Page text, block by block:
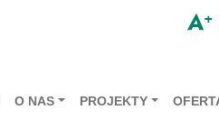
O NAS PROJEKTY